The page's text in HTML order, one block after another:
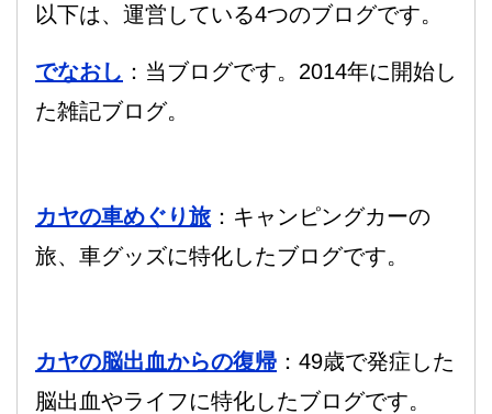
以下は、運営している4つのブログです。
でなおし ：当ブログです。2014年に開始し
た雑記ブログ。
カヤの車めぐり旅 ：キャンピングカーの
旅、車グッズに特化したブログです。
カヤの脳出血からの復帰 ：49歳で発症した
脳出血やライフに特化したブログです。